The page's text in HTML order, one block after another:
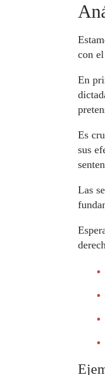
con
En
Es
sus
Las